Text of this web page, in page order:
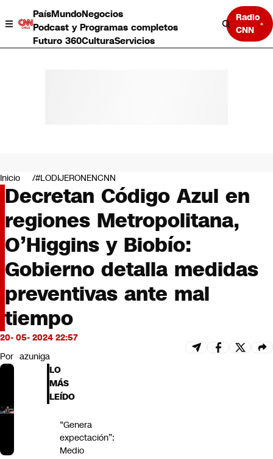
PaísMundoNegocios
Podcast y Programas completos
Futuro 360CulturaServicios
Radio
CNN
Negocios
Deportes
Programas completos
Cultura
Servicios
Bits
CNN Data
CNN tiempo
Opinión
Inicio #LODIJERONENCNN
Decretan Código Azul en
regiones Metropolitana,
O’Higgins y Biobío:
Gobierno detalla medidas
preventivas ante mal
tiempo
20- 05- 2024 22:57
Por azuniga
LO
MÁS
LEÍDO
“Genera
expectación”:
Medio